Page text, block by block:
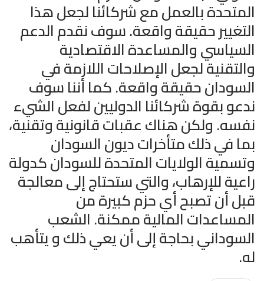
المتحدة بالعمل مع شركائنا لجعل هذا
التغيير حقيقة واقعة. سوف نقدم الدعم
السياسي والمساعدة الاقتصادية
والتقنية لجعل الإصلاحات اللازمة في
السودان حقيقة واقعة. كما أننا سوف
ندعو بقوة شركائنا الدوليين لفعل الشيء
نفسه. ولكن هناك عقبات قانونية وتقنية،
بما في ذلك متأخرات ديون السودان
وتسمية الولايات المتحدة للسودان كدولة
راعية للإرهاب، والتي ستحتاج إلى معالجة
قبل أن تصبح أي حزم كبيرة من
المساعدات المالية ممكنة. الشعب
السوداني بحاجة إلى أن يعي ذلك و يتأهب
له.